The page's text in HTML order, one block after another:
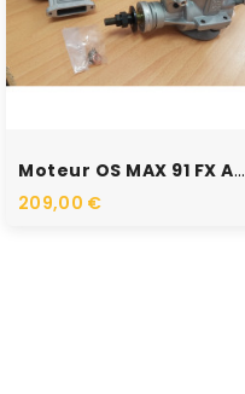
Moteur OS MAX 91 FX Avec...
209,00 €